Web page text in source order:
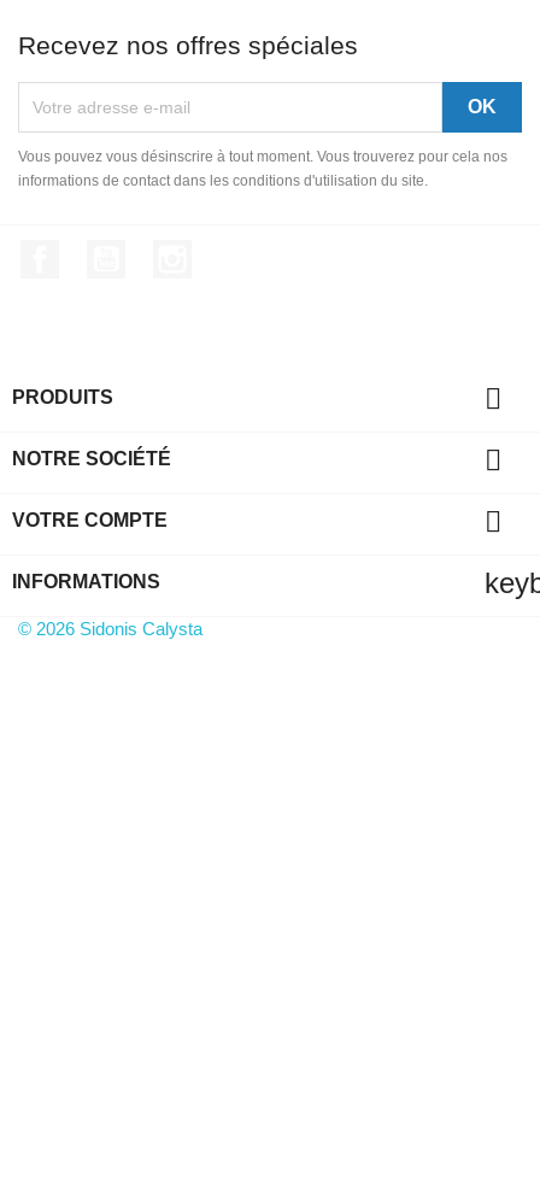
Recevez nos offres spéciales
Vous pouvez vous désinscrire à tout moment. Vous trouverez pour cela nos
informations de contact dans les conditions d'utilisation du site.
PRODUITS 
NOTRE SOCIÉTÉ 
VOTRE COMPTE 
INFORMATIONS
© 2026 Sidonis Calysta